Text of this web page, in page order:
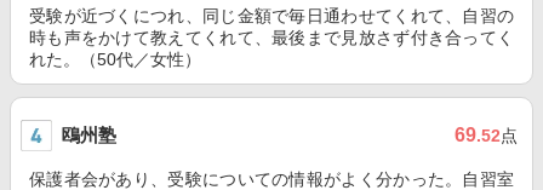
受験が近づくにつれ、同じ金額で毎日通わせてくれて、自習の
時も声をかけて教えてくれて、最後まで見放さず付き合ってく
れた。（50代／女性）
鴎州塾 69.52点
保護者会があり、受験についての情報がよく分かった。自習室